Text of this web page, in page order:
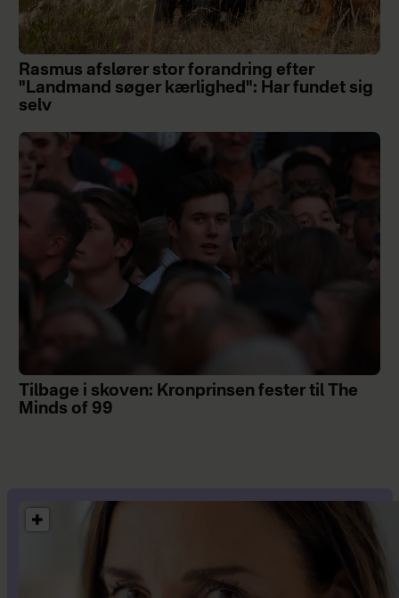
Rasmus afslører stor forandring efter
"Landmand søger kærlighed": Har fundet sig
selv
Tilbage i skoven: Kronprinsen fester til The
Minds of 99